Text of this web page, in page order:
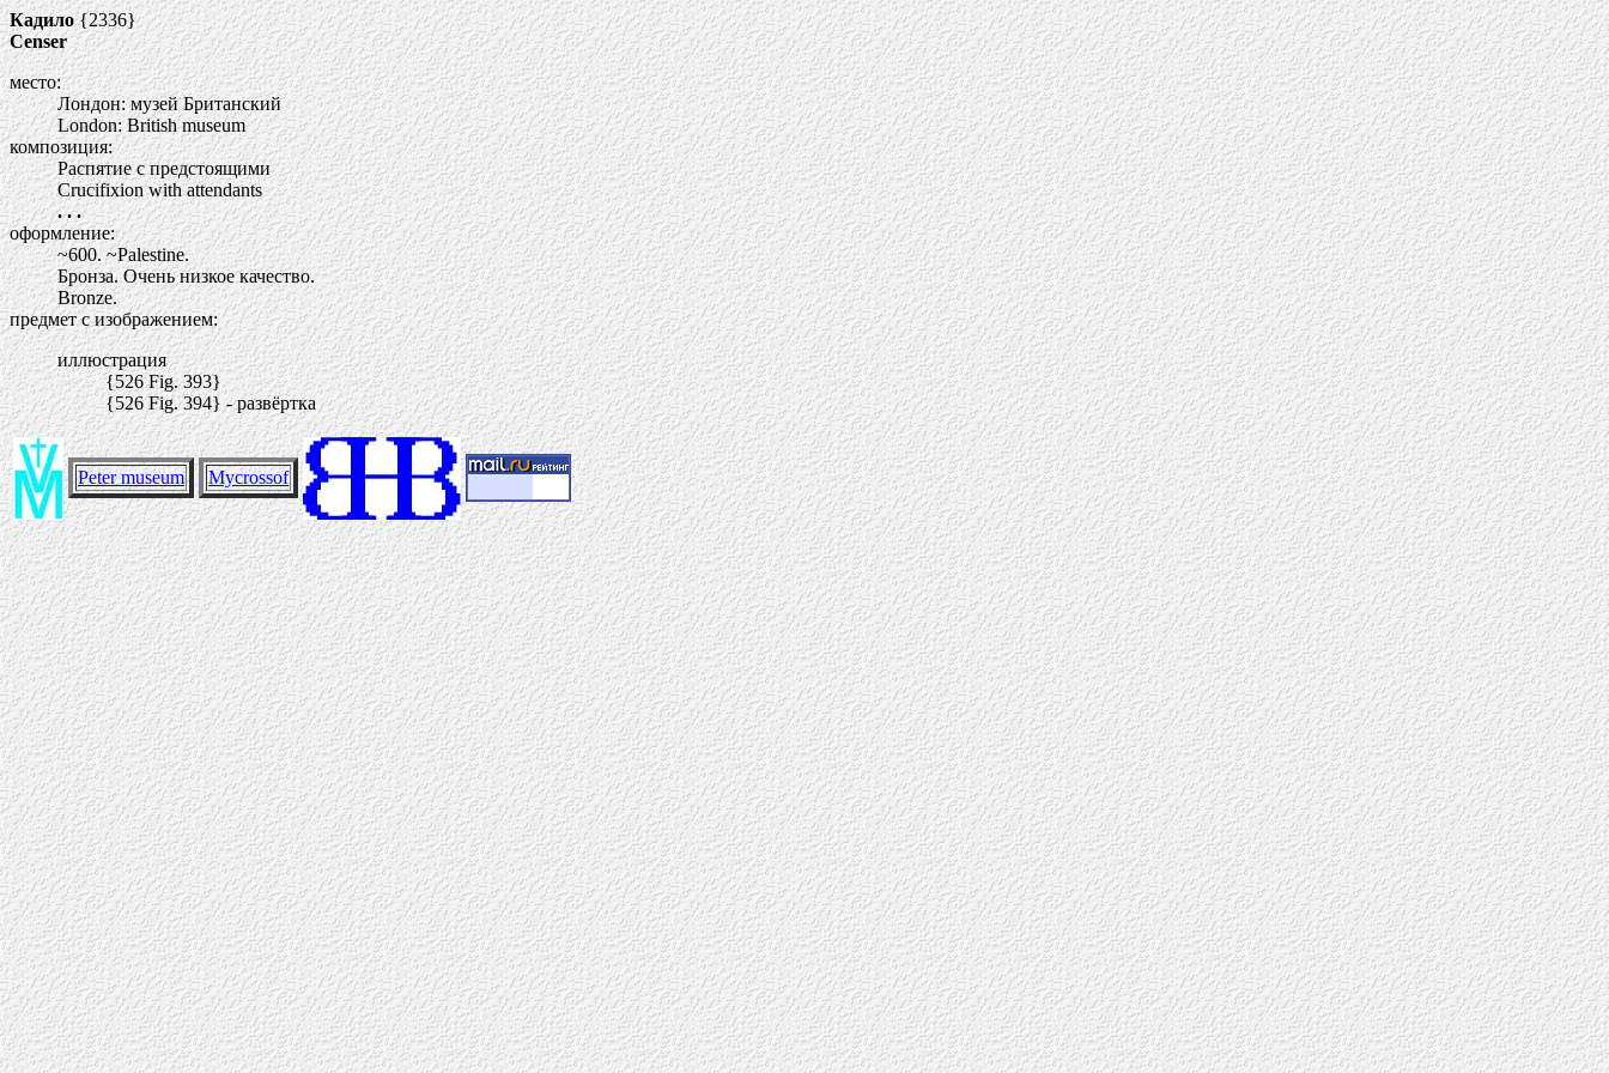
Кадило{2336}
Censer
место:
Лондон: музей Британский
London: British museum
композиция:
Распятие с предстоящими
Crucifixion with attendants
. . .
оформление:
~600. ~Palestine.
Бронза. Очень низкое качество.
Bronze.
предмет с изображением:
иллюстрация
{526 Fig. 393}
{526 Fig. 394} - развёртка
Peter museum Mycrossof